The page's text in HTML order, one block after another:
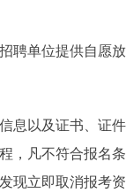
聘单位提供自愿放
息以及证书、证件
，凡不符合报名条
现立即取消报考资